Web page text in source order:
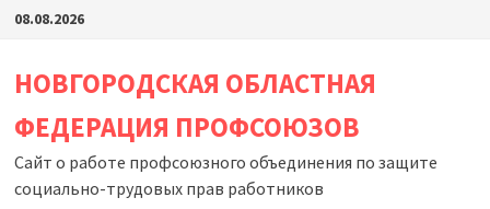
Перейти
содержимому
08.08.2026
НОВГОРОДСКАЯ ОБЛАСТНАЯ
ФЕДЕРАЦИЯ ПРОФСОЮЗОВ
Сайт о работе профсоюзного объединения по защите
социально-трудовых прав работников